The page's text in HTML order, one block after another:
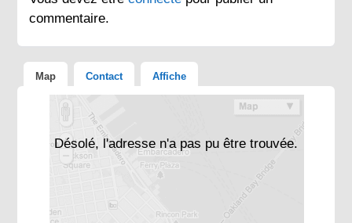
commentaire.
Map Contact Affiche
Désolé, l'adresse n'a pas pu être trouvée.